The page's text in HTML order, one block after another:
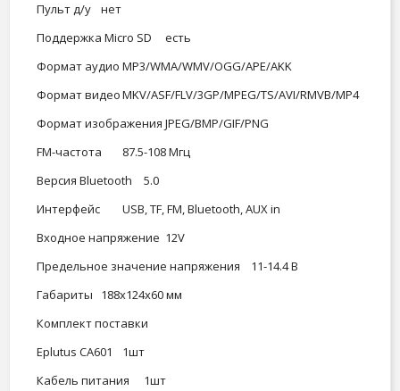
Пульт д/у
нет
Поддержка Micro SD
есть
Формат аудио MP3/WMA/WMV/OGG/APE/AKK
Формат видеоMKV/ASF/FLV/3GP/MPEG/TS/AVI/RMVB/MP4
Формат изображения JPEG/BMP/GIF/PNG
FM-частота
87.5-108 Мгц
Версия Bluetooth
5.0
Интерфейс
USB, TF, FM, Bluetooth, AUX in
Входное напряжение 12V
Предельное значение напряжения
11-14.4 В
Габариты
188х124х60 мм
Комплект поставки
Eplutus CA601
1шт
Кабель питания
1шт